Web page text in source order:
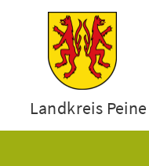
Landkreis Peine